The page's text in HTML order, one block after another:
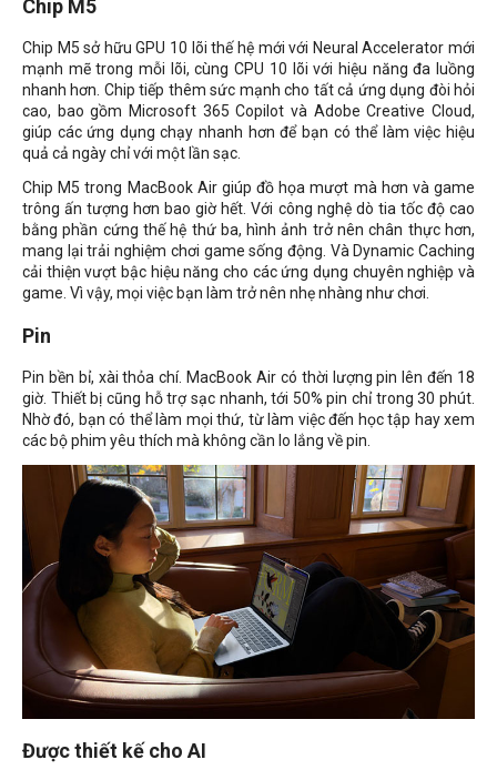
Chip M5
Chip M5 sở hữu GPU 10 lõi thế hệ mới với Neural Accelerator mới
mạnh mẽ trong mỗi lõi, cùng CPU 10 lõi với hiệu năng đa luồng
nhanh hơn. Chip tiếp thêm sức mạnh cho tất cả ứng dụng đòi hỏi
cao, bao gồm Microsoft 365 Copilot và Adobe Creative Cloud,
giúp các ứng dụng chạy nhanh hơn để bạn có thể làm việc hiệu
quả cả ngày chỉ với một lần sạc.
Chip M5 trong MacBook Air giúp đồ họa mượt mà hơn và game
trông ấn tượng hơn bao giờ hết. Với công nghệ dò tia tốc độ cao
bằng phần cứng thế hệ thứ ba, hình ảnh trở nên chân thực hơn,
mang lại trải nghiệm chơi game sống động. Và Dynamic Caching
cải thiện vượt bậc hiệu năng cho các ứng dụng chuyên nghiệp và
game. Vì vậy, mọi việc bạn làm trở nên nhẹ nhàng như chơi.
Pin
Pin bền bỉ, xài thỏa chí. MacBook Air có thời lượng pin lên đến 18
giờ. Thiết bị cũng hỗ trợ sạc nhanh, tới 50% pin chỉ trong 30 phút.
Nhờ đó, bạn có thể làm mọi thứ, từ làm việc đến học tập hay xem
các bộ phim yêu thích mà không cần lo lắng về pin.
Được thiết kế cho AI